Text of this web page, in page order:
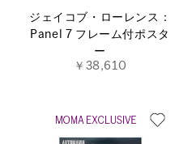
ジェイコブ・ローレンス：
Panel 7 フレーム付ポスタ
ー
￥38,610